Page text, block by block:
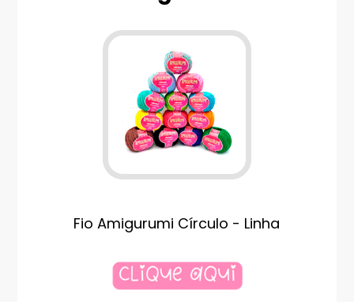
Fio Amigurumi Círculo - Linha